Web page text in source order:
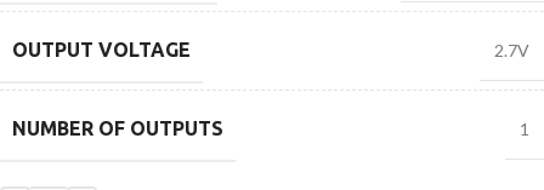
OUTPUT VOLTAGE 2.7V
NUMBER OF OUTPUTS 1